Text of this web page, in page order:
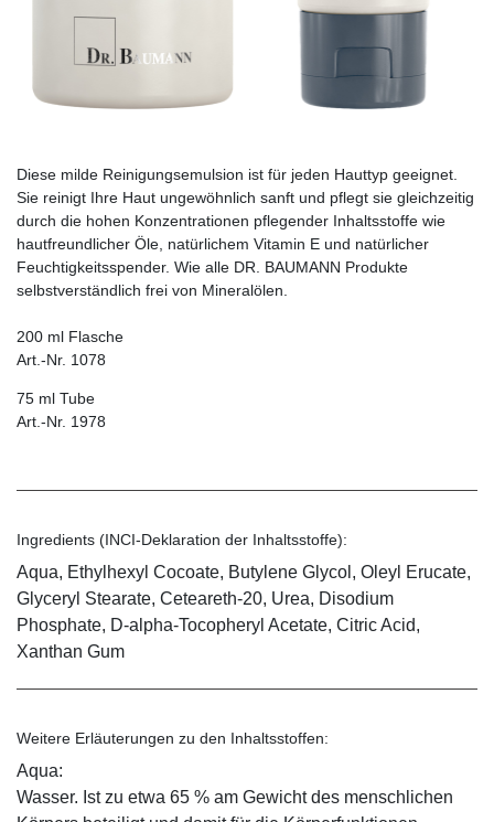
Diese milde Reinigungsemulsion ist für jeden Hauttyp geeignet.
Sie reinigt Ihre Haut ungewöhnlich sanft und pflegt sie gleichzeitig
durch die hohen Konzentrationen pflegender Inhaltsstoffe wie
hautfreundlicher Öle, natürlichem Vitamin E und natürlicher
Feuchtigkeitsspender. Wie alle DR. BAUMANN Produkte
selbstverständlich frei von Mineralölen.
200 ml Flasche
Art.-Nr. 1078
75 ml Tube
Art.-Nr. 1978
Ingredients (INCI-Deklaration der Inhaltsstoffe):
Aqua, Ethylhexyl Cocoate, Butylene Glycol, Oleyl Erucate,
Glyceryl Stearate, Ceteareth-20, Urea, Disodium
Phosphate, D-alpha-Tocopheryl Acetate, Citric Acid,
Xanthan Gum
Weitere Erläuterungen zu den Inhaltsstoffen:
Aqua:
Wasser. Ist zu etwa 65 % am Gewicht des menschlichen